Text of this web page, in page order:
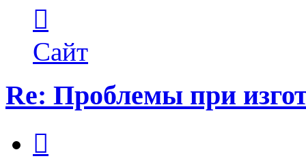
пользователя
Maks42
Сайт
Re: Проблемы при